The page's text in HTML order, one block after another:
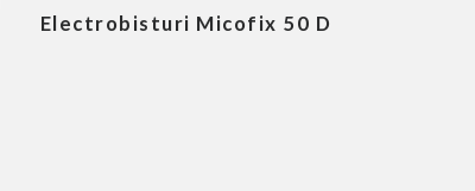
Electrobisturi Micofix 50 D